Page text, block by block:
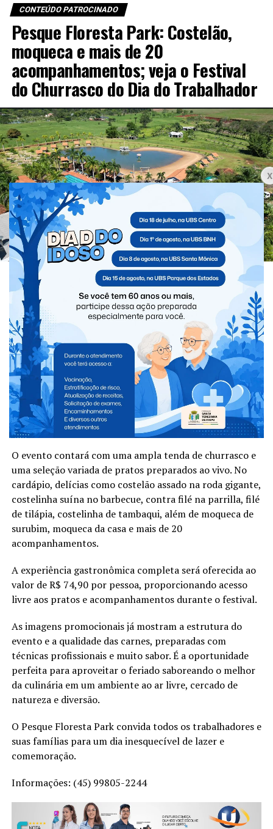
CONTEÚDO PATROCINADO
Pesque Floresta Park: Costelão,
moqueca e mais de 20
acompanhamentos; veja o Festival
do Churrasco do Dia do Trabalhador
No próximo dia 1º de maio, o Pesque Floresta Park será
palco de um evento especial em comemoração ao Dia do
Trabalhador: o aguardado Festival do Churrasco, que
promete reunir sabores irresistíveis, boa companhia e
um ambiente acolhedor para toda a família.
O evento contará com uma ampla tenda de churrasco e
uma seleção variada de pratos preparados ao vivo. No
cardápio, delícias como costelão assado na roda gigante,
costelinha suína no barbecue, contra filé na parrilla, filé
de tilápia, costelinha de tambaqui, além de moqueca de
surubim, moqueca da casa e mais de 20
acompanhamentos.
A experiência gastronômica completa será oferecida ao
valor de R$ 74,90 por pessoa, proporcionando acesso
livre aos pratos e acompanhamentos durante o festival.
As imagens promocionais já mostram a estrutura do
evento e a qualidade das carnes, preparadas com
técnicas profissionais e muito sabor. É a oportunidade
perfeita para aproveitar o feriado saboreando o melhor
da culinária em um ambiente ao ar livre, cercado de
natureza e diversão.
O Pesque Floresta Park convida todos os trabalhadores e
suas famílias para um dia inesquecível de lazer e
comemoração.
Informações: (45) 99805-2244